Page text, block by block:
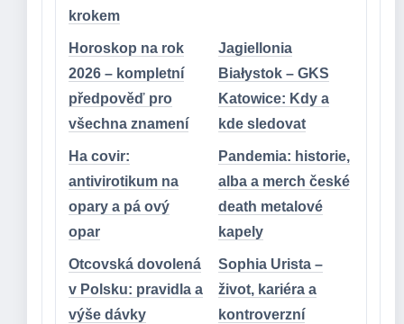
krokem
Horoskop na rok
2026 – kompletní
předpověď pro
všechna znamení
Jagiellonia
Białystok – GKS
Katowice: Kdy a
kde sledovat
Ha covir:
antivirotikum na
opary a pá ový
opar
Pandemia: historie,
alba a merch české
death metalové
kapely
Otcovská dovolená
v Polsku: pravidla a
výše dávky
Sophia Urista –
život, kariéra a
kontroverzní